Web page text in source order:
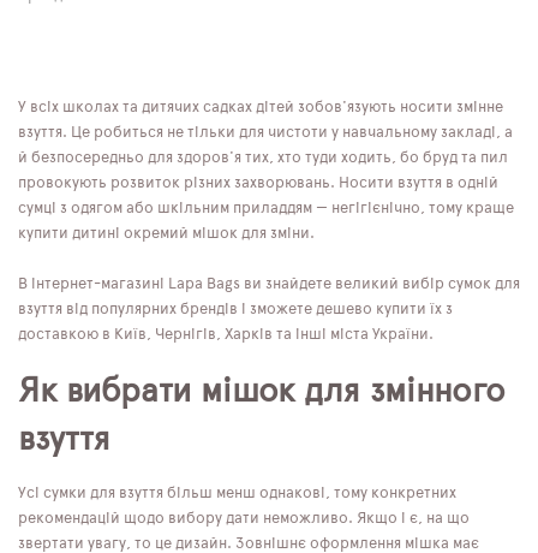
У всіх школах та дитячих садках дітей зобов'язують носити змінне
взуття. Це робиться не тільки для чистоти у навчальному закладі, а
й безпосередньо для здоров'я тих, хто туди ходить, бо бруд та пил
провокують розвиток різних захворювань. Носити взуття в одній
сумці з одягом або шкільним приладдям — негігієнічно, тому краще
купити дитині окремий мішок для зміни.
В інтернет-магазині Lapa Bags ви знайдете великий вибір сумок для
взуття від популярних брендів і зможете дешево купити їх з
доставкою в Київ, Чернігів, Харків та інші міста України.
Як вибрати мішок для змінного
взуття
Усі сумки для взуття більш менш однакові, тому конкретних
рекомендацій щодо вибору дати неможливо. Якщо і є, на що
звертати увагу, то це дизайн. Зовнішнє оформлення мішка має